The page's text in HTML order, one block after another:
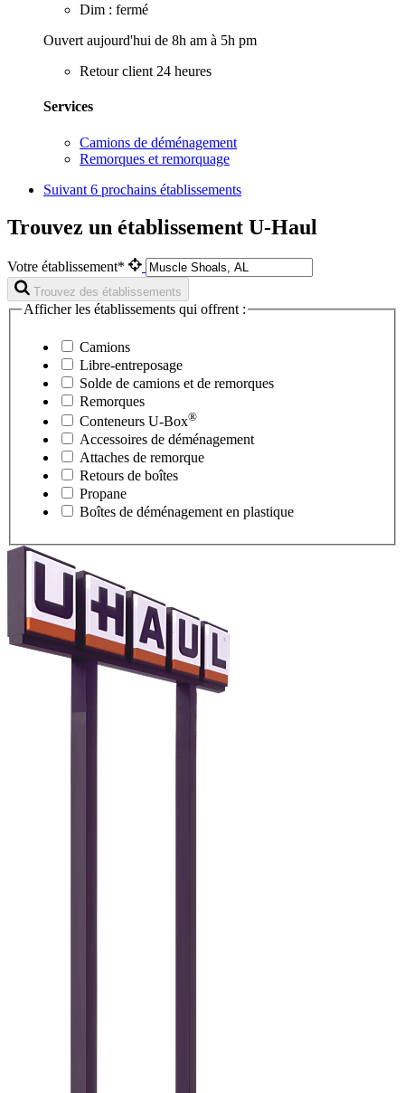
Dim : fermé
Ouvert aujourd'hui de 8h am à 5h pm
Retour client 24 heures
Services
Camions de déménagement
Remorques et remorquage
Suivant 6 prochains établissements
Trouvez un établissement U-Haul
Votre établissement*
Trouvez des établissements
Afficher les établissements qui offrent :
Camions
Libre-entreposage
Solde de camions et de remorques
Remorques
Conteneurs U-Box®
Accessoires de déménagement
Attaches de remorque
Retours de boîtes
Propane
Boîtes de déménagement en plastique